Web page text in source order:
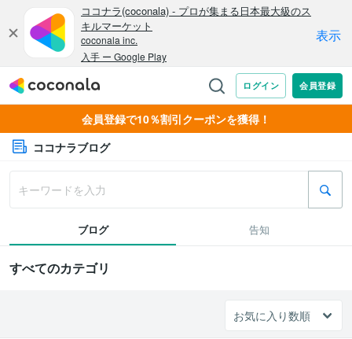
会員登録で10％割引クーポンを獲得！
ココナラブログ
ブログ 告知
すべてのカテゴリ